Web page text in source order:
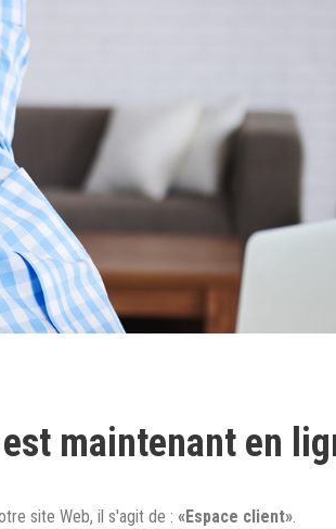
maintenant en
site Web, il s'agit de : «Espace client».